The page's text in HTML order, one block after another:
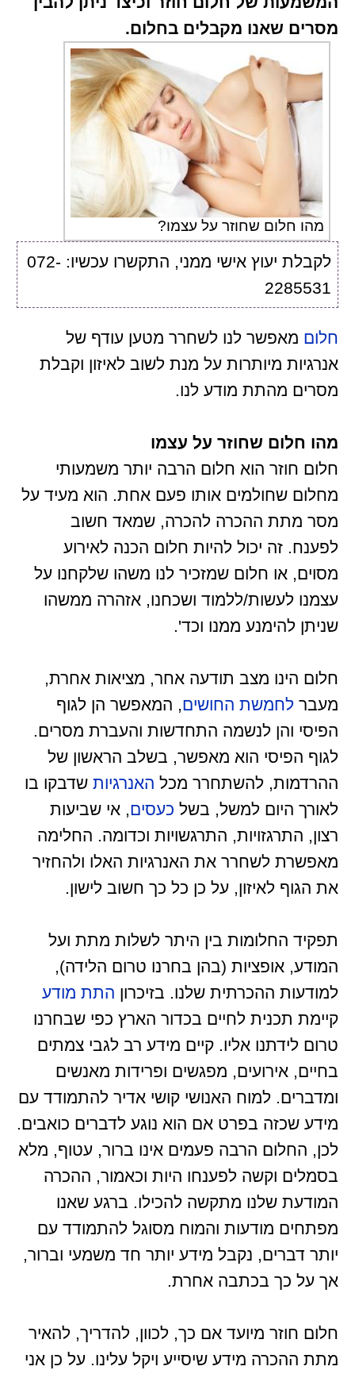
מסרים שאנו מקבלים בחלום.
מהו חלום שחוזר על עצמו?
לקבלת יעוץ אישי ממני, התקשרו עכשיו: 072-
2285531
חלום מאפשר לנו לשחרר מטען עודף של
אנרגיות מיותרות על מנת לשוב לאיזון וקבלת
מסרים מהתת מודע לנו.
מהו חלום שחוזר על עצמו
חלום חוזר הוא חלום הרבה יותר משמעותי
מחלום שחולמים אותו פעם אחת. הוא מעיד על
מסר מתת ההכרה להכרה, שמאד חשוב
לפענח. זה יכול להיות חלום הכנה לאירוע
מסוים, או חלום שמזכיר לנו משהו שלקחנו על
עצמנו לעשות/ללמוד ושכחנו, אזהרה ממשהו
שניתן להימנע ממנו וכד'.
חלום הינו מצב תודעה אחר, מציאות אחרת,
מעבר לחמשת החושים, המאפשר הן לגוף
הפיסי והן לנשמה התחדשות והעברת מסרים.
לגוף הפיסי הוא מאפשר, בשלב הראשון של
ההרדמות, להשתחרר מכל האנרגיותשדבקו בו
לאורך היום למשל, בשל כעסים, אי שביעות
רצון, התרגזויות, התרגשויות וכדומה. החלימה
מאפשרת לשחרר את האנרגיות האלו ולהחזיר
את הגוף לאיזון, על כן כל כך חשוב לישון.
תפקיד החלומות בין היתר לשלות מתת ועל
המודע, אופציות (בהן בחרנו טרום הלידה),
למודעות ההכרתית שלנו. בזיכרון התת מודע
קיימת תכנית לחיים בכדור הארץ כפי שבחרנו
טרום לידתנו אליו. קיים מידע רב לגבי צמתים
בחיים, אירועים, מפגשים ופרידות מאנשים
ומדברים. למוח האנושי קושי אדיר להתמודד עם
מידע שכזה בפרט אם הוא נוגע לדברים כואבים.
לכן, החלום הרבה פעמים אינו ברור, עטוף, מלא
בסמלים וקשה לפענחו היות וכאמור, ההכרה
המודעת שלנו מתקשה להכילו. ברגע שאנו
מפתחים מודעות והמוח מסוגל להתמודד עם
יותר דברים, נקבל מידע יותר חד משמעי וברור,
אך על כך בכתבה אחרת.
חלום חוזר מיועד אם כך, לכוון, להדריך, להאיר
מתת ההכרה מידע שיסייע ויקל עלינו. על כן אני